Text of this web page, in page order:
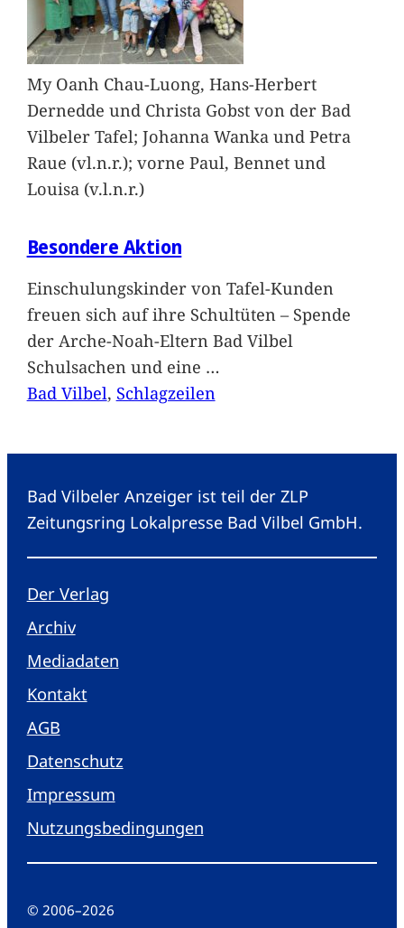
My Oanh Chau-Luong, Hans-Herbert
Dernedde und Christa Gobst von der Bad
Vilbeler Tafel; Johanna Wanka und Petra
Raue (vl.n.r.); vorne Paul, Bennet und
Louisa (v.l.n.r.)
Besondere Aktion
Einschulungskinder von Tafel-Kunden
freuen sich auf ihre Schultüten – Spende
der Arche-Noah-Eltern Bad Vilbel
Schulsachen und eine …
Bad Vilbel, Schlagzeilen
Bad Vilbeler Anzeiger ist teil der ZLP
Zeitungsring Lokalpresse Bad Vilbel GmbH.
Der Verlag
Archiv
Mediadaten
Kontakt
AGB
Datenschutz
Impressum
Nutzungsbedingungen
© 2006–2026